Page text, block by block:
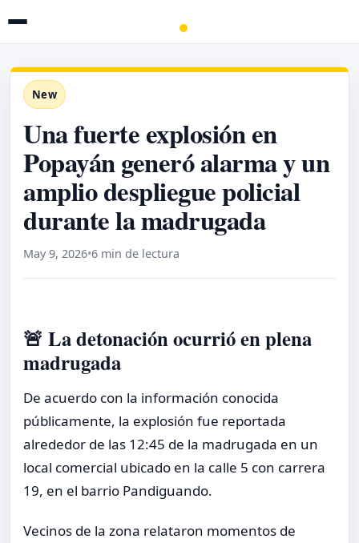
New
Una fuerte explosión en
Popayán generó alarma y un
amplio despliegue policial
durante la madrugada
May 9, 2026•6 min de lectura
🚨 La detonación ocurrió en plena
madrugada
De acuerdo con la información conocida
públicamente, la explosión fue reportada
alrededor de las 12:45 de la madrugada en un
local comercial ubicado en la calle 5 con carrera
19, en el barrio Pandiguando.
Vecinos de la zona relataron momentos de